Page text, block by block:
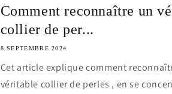
Comment reconnaître un
collier de per...
8 SEPTEMBRE 2024
Cet article explique comment
véritable collier de perles , en se